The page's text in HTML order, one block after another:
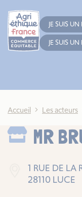
JE SUIS
JE SUIS UN
Accueil Les acteurs
MR
1 RUE DE LA
28110 LUCE